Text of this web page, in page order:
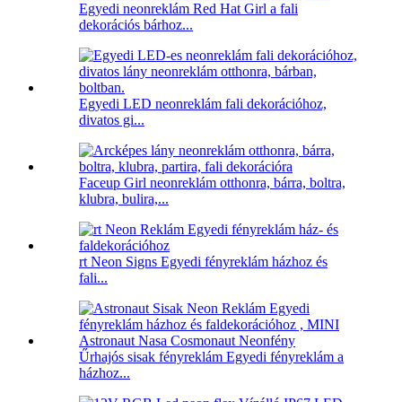
Egyedi neonreklám Red Hat Girl a fali
dekorációs bárhoz...
Egyedi LED neonreklám fali dekorációhoz,
divatos gi...
Faceup Girl neonreklám otthonra, bárra, boltra,
klubra, bulira,...
rt Neon Signs Egyedi fényreklám házhoz és
fali...
Űrhajós sisak fényreklám Egyedi fényreklám a
házhoz...